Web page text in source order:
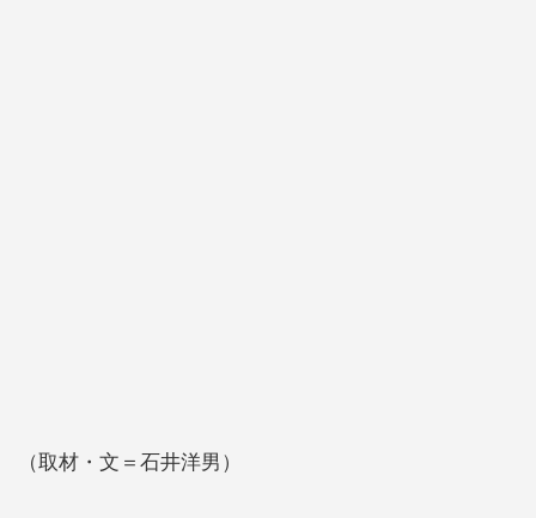
（取材・文＝石井洋男）